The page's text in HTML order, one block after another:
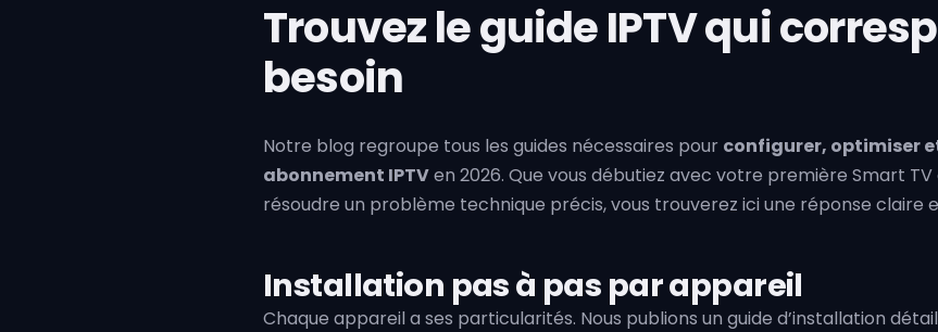
Trouvez le guide IPTV qui
besoin
Notre blog regroupe tous les guides nécessaires pour configurer, optimiser
abonnement IPTVen 2026. Que vous débutiez avec votre première Smart
résoudre un problème technique précis, vous trouverez ici une réponse claire
Installation pas à pas par appareil
Chaque appareil a ses particularités. Nous publions un guide d’installation